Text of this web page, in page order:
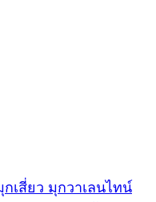
เสี่ยว มุกวาเลนไทน์